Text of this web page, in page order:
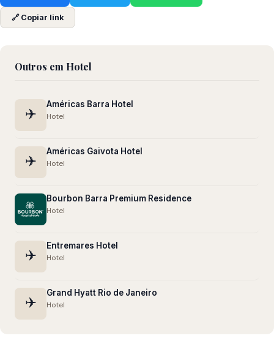
🔗 Copiar link
Outros em Hotel
✈️
Américas Barra Hotel
Hotel
✈️
Américas Gaivota Hotel
Hotel
Bourbon Barra Premium Residence
Hotel
✈️
Entremares Hotel
Hotel
✈️
Grand Hyatt Rio de Janeiro
Hotel